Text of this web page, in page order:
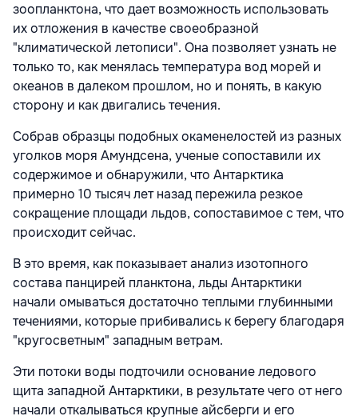
зоопланктона, что дает возможность использовать
их отложения в качестве своеобразной
"климатической летописи". Она позволяет узнать не
только то, как менялась температура вод морей и
океанов в далеком прошлом, но и понять, в какую
сторону и как двигались течения.
Собрав образцы подобных окаменелостей из разных
уголков моря Амундсена, ученые сопоставили их
содержимое и обнаружили, что Антарктика
примерно 10 тысяч лет назад пережила резкое
сокращение площади льдов, сопоставимое с тем, что
происходит сейчас.
В это время, как показывает анализ изотопного
состава панцирей планктона, льды Антарктики
начали омываться достаточно теплыми глубинными
течениями, которые прибивались к берегу благодаря
"кругосветным" западным ветрам.
Эти потоки воды подточили основание ледового
щита западной Антарктики, в результате чего от него
начали откалываться крупные айсберги и его